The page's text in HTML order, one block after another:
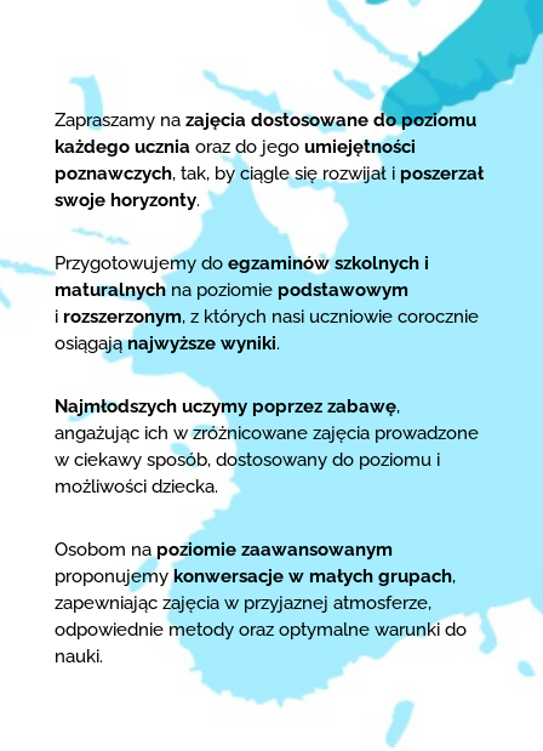
Zapraszamy nazajęcia dostosowane do poziomu
każdego ucznia oraz do jego umiejętności
poznawczych, tak, by ciągle się rozwijał i poszerzał
swoje horyzonty.
Przygotowujemy do egzaminów szkolnych i
maturalnychna poziomie podstawowym
i rozszerzonym, z których nasi uczniowie corocznie
osiągająnajwyższe wyniki.
Najmłodszych uczymy poprzez zabawę,
angażując ich w zróżnicowane zajęcia prowadzone
w ciekawy sposób, dostosowany do poziomu i
możliwości dziecka.
Osobom na poziomie zaawansowanym
proponujemykonwersacje w małych grupach,
zapewniając zajęcia w przyjaznej atmosferze,
odpowiednie metody oraz optymalne warunki do
nauki.